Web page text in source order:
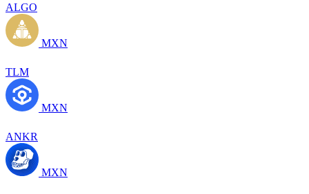
ALGO
MXN
TLM
MXN
ANKR
MXN